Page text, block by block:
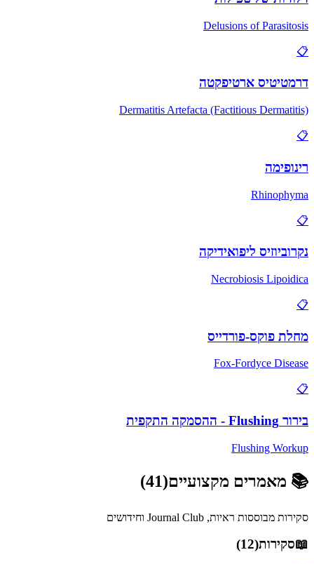
Delusions of Parasitosis
📋
דרמטיטיס ארטיפקטה
Dermatitis Artefacta (Factitious Dermatitis)
📋
רינופימה
Rhinophyma
📋
נקרוביוזיס ליפואידיקה
Necrobiosis Lipoidica
📋
מחלת פוקס-פורדייס
Fox-Fordyce Disease
📋
בירור Flushing - ההסמקה התקפית
Flushing Workup
📚 מאמרים מקצועיים(
41
)
סקירות מבוססות ראיות, Journal Club וחידושים
📖סקירות(
12
)